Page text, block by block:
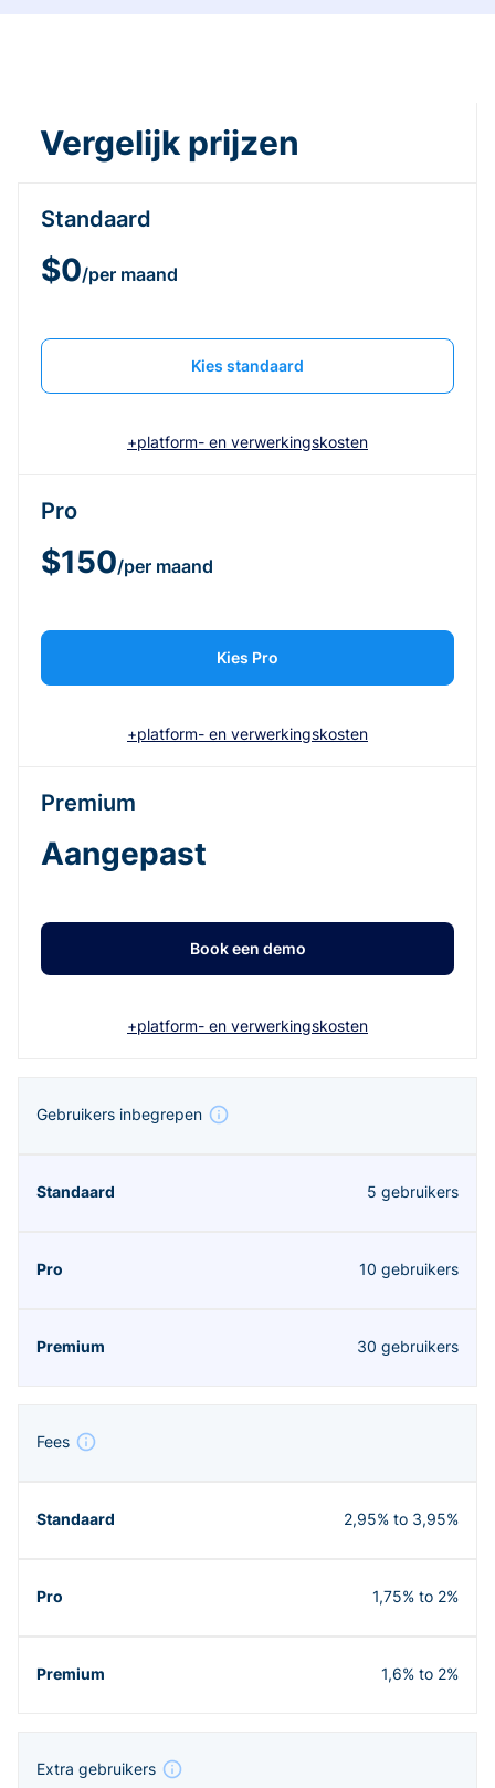
Vergelijk prijzen
Standaard
$0/per maand
Kies standaard
+platform- en verwerkingskosten
Pro
$150/per maand
Kies Pro
+platform- en verwerkingskosten
Premium
Aangepast
Book een demo
+platform- en verwerkingskosten
Gebruikers inbegrepen
5 gebruikers
10 gebruikers
30 gebruikers
Fees
2,95% to 3,95%
1,75% to 2%
1,6% to 2%
Extra gebruikers